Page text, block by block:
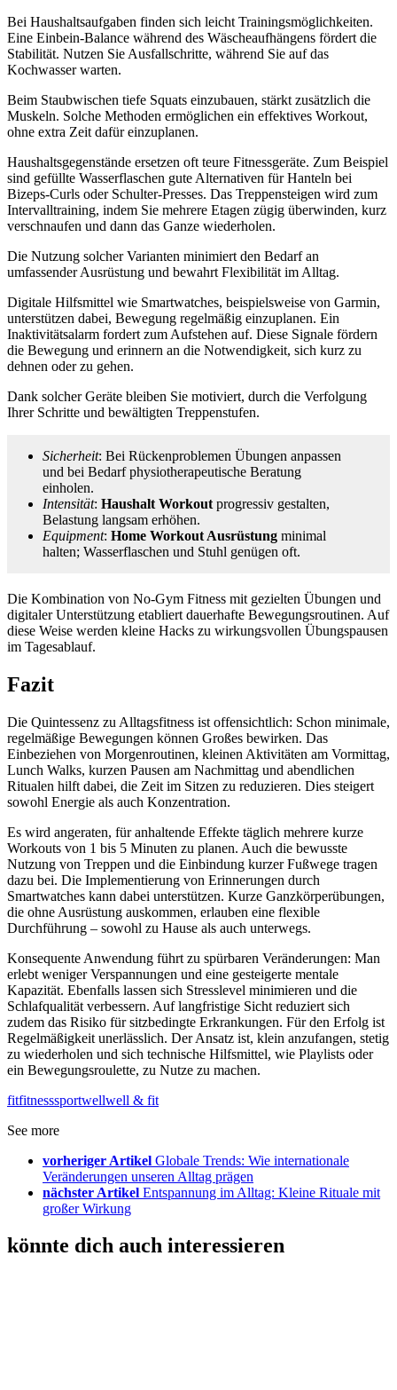
Bei Haushaltsaufgaben finden sich leicht Trainingsmöglichkeiten.
Eine Einbein-Balance während des Wäscheaufhängens fördert die
Stabilität. Nutzen Sie Ausfallschritte, während Sie auf das
Kochwasser warten.
Beim Staubwischen tiefe Squats einzubauen, stärkt zusätzlich die
Muskeln. Solche Methoden ermöglichen ein effektives Workout,
ohne extra Zeit dafür einzuplanen.
Haushaltsgegenstände ersetzen oft teure Fitnessgeräte. Zum Beispiel
sind gefüllte Wasserflaschen gute Alternativen für Hanteln bei
Bizeps-Curls oder Schulter-Presses. Das Treppensteigen wird zum
Intervalltraining, indem Sie mehrere Etagen zügig überwinden, kurz
verschnaufen und dann das Ganze wiederholen.
Die Nutzung solcher Varianten minimiert den Bedarf an
umfassender Ausrüstung und bewahrt Flexibilität im Alltag.
Digitale Hilfsmittel wie Smartwatches, beispielsweise von Garmin,
unterstützen dabei, Bewegung regelmäßig einzuplanen. Ein
Inaktivitätsalarm fordert zum Aufstehen auf. Diese Signale fördern
die Bewegung und erinnern an die Notwendigkeit, sich kurz zu
dehnen oder zu gehen.
Dank solcher Geräte bleiben Sie motiviert, durch die Verfolgung
Ihrer Schritte und bewältigten Treppenstufen.
Sicherheit: Bei Rückenproblemen Übungen anpassen
und bei Bedarf physiotherapeutische Beratung
einholen.
Intensität: Haushalt Workout progressiv gestalten,
Belastung langsam erhöhen.
Equipment: Home Workout Ausrüstung minimal
halten; Wasserflaschen und Stuhl genügen oft.
Die Kombination von No-Gym Fitness mit gezielten Übungen und
digitaler Unterstützung etabliert dauerhafte Bewegungsroutinen. Auf
diese Weise werden kleine Hacks zu wirkungsvollen Übungspausen
im Tagesablauf.
Fazit
Die Quintessenz zu Alltagsfitness ist offensichtlich: Schon minimale,
regelmäßige Bewegungen können Großes bewirken. Das
Einbeziehen von Morgenroutinen, kleinen Aktivitäten am Vormittag,
Lunch Walks, kurzen Pausen am Nachmittag und abendlichen
Ritualen hilft dabei, die Zeit im Sitzen zu reduzieren. Dies steigert
sowohl Energie als auch Konzentration.
Es wird angeraten, für anhaltende Effekte täglich mehrere kurze
Workouts von 1 bis 5 Minuten zu planen. Auch die bewusste
Nutzung von Treppen und die Einbindung kurzer Fußwege tragen
dazu bei. Die Implementierung von Erinnerungen durch
Smartwatches kann dabei unterstützen. Kurze Ganzkörperübungen,
die ohne Ausrüstung auskommen, erlauben eine flexible
Durchführung – sowohl zu Hause als auch unterwegs.
Konsequente Anwendung führt zu spürbaren Veränderungen: Man
erlebt weniger Verspannungen und eine gesteigerte mentale
Kapazität. Ebenfalls lassen sich Stresslevel minimieren und die
Schlafqualität verbessern. Auf langfristige Sicht reduziert sich
zudem das Risiko für sitzbedingte Erkrankungen. Für den Erfolg ist
Regelmäßigkeit unerlässlich. Der Ansatz ist, klein anzufangen, stetig
zu wiederholen und sich technische Hilfsmittel, wie Playlists oder
ein Bewegungsroulette, zu Nutze zu machen.
fitfitnesssportwellwell & fit
See more
vorheriger Artikel Globale Trends: Wie internationale
Veränderungen unseren Alltag prägen
nächster Artikel Entspannung im Alltag: Kleine Rituale mit
großer Wirkung
könnte dich auch interessieren